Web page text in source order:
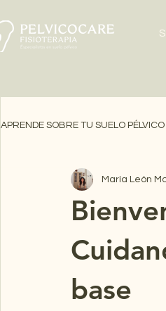
APRENDE SOBRE TU SUELO PÉLVICO
base
María León